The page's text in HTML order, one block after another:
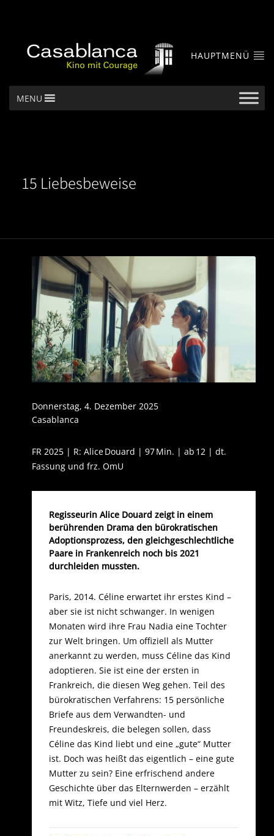
HAUPTMENÜ
MENU
15 Liebesbeweise
Regisseurin Alice Douard zeigt in einem
berührenden Drama den bürokratischen
Adoptionsprozess, den gleichgeschlechtliche
Paare in Frankenreich noch bis 2021
durchleiden mussten.
Paris, 2014. Céline erwartet ihr erstes Kind –
aber sie ist nicht schwanger. In wenigen
Monaten wird ihre Frau Nadia eine Tochter
zur Welt bringen. Um offiziell als Mutter
anerkannt zu werden, muss Céline das Kind
adoptieren. Sie ist eine der ersten in
Frankreich, die diesen Weg gehen. Teil des
bürokratischen Verfahrens: 15 persönliche
Briefe aus dem Verwandten- und
Freundeskreis, die belegen sollen, dass
Céline das Kind liebt und eine „gute“ Mutter
ist. Doch was heißt das eigentlich – eine gute
Mutter zu sein? Eine erfrischend andere
Geschichte über das Elternwerden – erzählt
mit Witz, Tiefe und viel Herz.
Donnerstag, 4. Dezember 2025
Casablanca
FR 2025 | R: Alice Douard | 97 Min. | ab 12 | dt.
Fassung und frz. OmU